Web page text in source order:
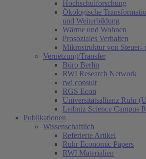
Hochschulforschung
Ökologische
und Weiterbildung
Wärme und Wohnen
Prosoziales Verhalten
Mikrostruktur von Steuer-
Vernetzung/Transfer
Büro Berlin
RWI Research Network
rwi consult
RGS Econ
Universitätsallianz Ruhr
Leibniz Science Campus
Publikationen
Wissenschaftlich
Referierte Artikel
Ruhr Economic Papers
RWI Materialien